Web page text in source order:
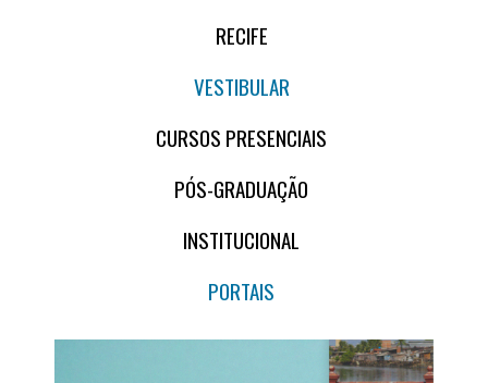
RECIFE
VESTIBULAR
CURSOS PRESENCIAIS
PÓS-GRADUAÇÃO
INSTITUCIONAL
PORTAIS